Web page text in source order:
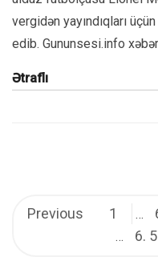
vergidən yayındıqları
edib. Gununsesi.info
Ətraflı
Posts
pagination
Previous 1 …
… 6.